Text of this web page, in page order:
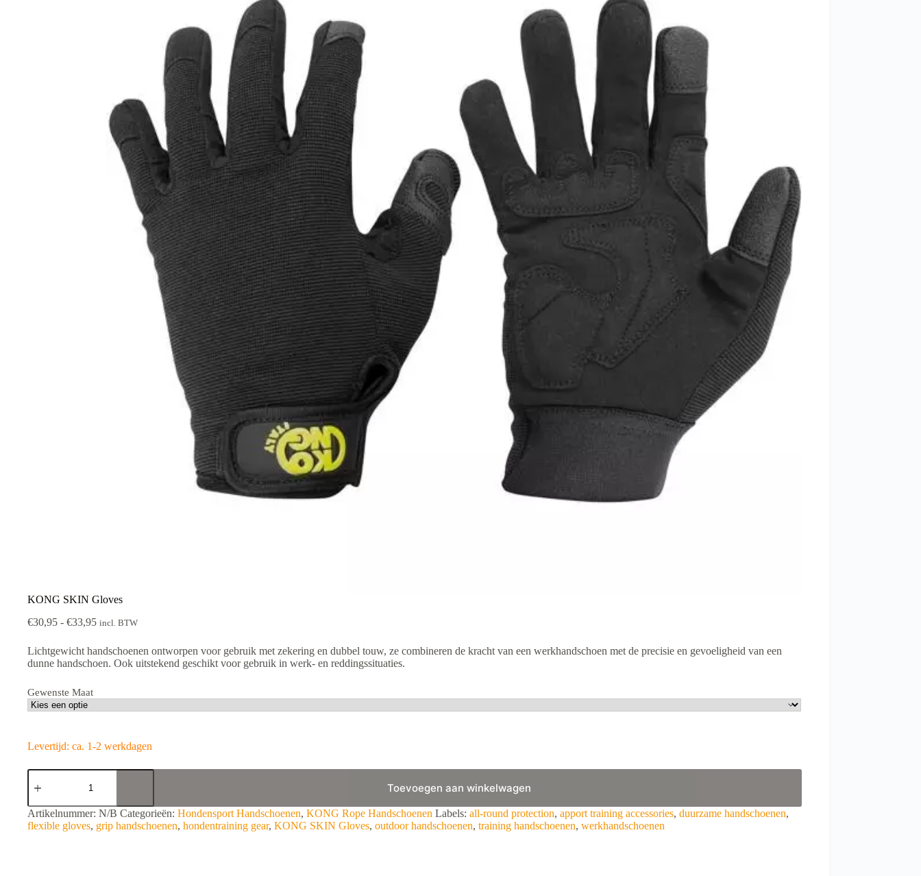
KONG SKIN Gloves
€30,95 - €33,95Prijsklasse:
tot
€33,95
incl. BTW
Lichtgewicht handschoenen ontworpen voor gebruik met zekering en dubbel touw, ze combineren de kracht van een werkhandschoen met de precisie en gevoeligheid van een
dunne handschoen. Ook uitstekend geschikt voor gebruik in werk- en reddingssituaties.
Gewenste Maat
Levertijd: ca. 1-2 werkdagen
KONG
SKIN
aantal
Toevoegen aan winkelwagen
A
l
Artikelnummer: N/B Categorieën: Hondensport Handschoenen, KONG Rope Handschoenen Labels: all-round protection, apport training accessories, duurzame handschoenen,
flexible gloves, grip handschoenen, hondentraining gear, KONG SKIN Gloves, outdoor handschoenen, training handschoenen, werkhandschoenen